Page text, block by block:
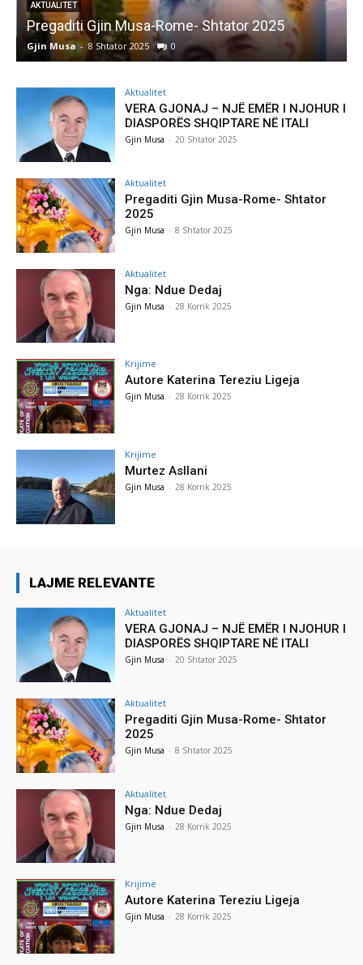
AKTUALITET
Pregaditi Gjin Musa-Rome- Shtator 2025
Gjin Musa - 8 Shtator 2025 0
Aktualitet
VERA GJONAJ – NJË EMËR I NJOHUR I
DIASPORËS SHQIPTARE NË ITALI
Gjin Musa - 20 Shtator 2025
Aktualitet
Pregaditi Gjin Musa-Rome- Shtator
2025
Gjin Musa - 8 Shtator 2025
Aktualitet
Nga: Ndue Dedaj
Gjin Musa - 28 Korrik 2025
Krijime
Autore Katerina Tereziu Ligeja
Gjin Musa - 28 Korrik 2025
Krijime
Murtez Asllani
Gjin Musa - 28 Korrik 2025
LAJME RELEVANTE
Aktualitet
VERA GJONAJ – NJË EMËR I NJOHUR I
DIASPORËS SHQIPTARE NË ITALI
Gjin Musa - 20 Shtator 2025
Aktualitet
Pregaditi Gjin Musa-Rome- Shtator
2025
Gjin Musa - 8 Shtator 2025
Aktualitet
Nga: Ndue Dedaj
Gjin Musa - 28 Korrik 2025
Krijime
Autore Katerina Tereziu Ligeja
Gjin Musa - 28 Korrik 2025